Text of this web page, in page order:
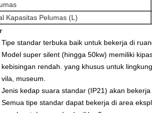
Kapasitas Pelumas (L)
Tipe standar terbuka baik untuk bekerja di
Model super silent (hingga 50kw) memiliki
kebisingan rendah. yang khusus untuk
vila, museum.
Jenis kedap suara standar (IP21) akan
Semua tipe standar dapat bekerja di area